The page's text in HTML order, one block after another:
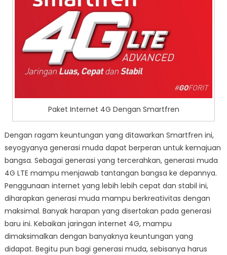
Paket Internet 4G Dengan Smartfren
Dengan ragam keuntungan yang ditawarkan Smartfren ini,
seyogyanya generasi muda dapat berperan untuk kemajuan
bangsa. Sebagai generasi yang tercerahkan, generasi muda
4G LTE mampu menjawab tantangan bangsa ke depannya.
Penggunaan internet yang lebih lebih cepat dan stabil ini,
diharapkan generasi muda mampu berkreativitas dengan
maksimal. Banyak harapan yang disertakan pada generasi
baru ini. Kebaikan jaringan internet 4G, mampu
dimaksimalkan dengan banyaknya keuntungan yang
didapat. Begitu pun bagi generasi muda, sebisanya harus